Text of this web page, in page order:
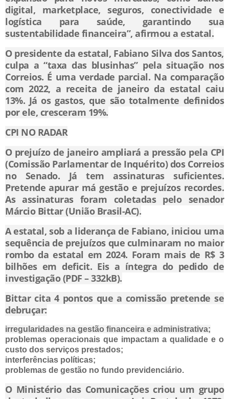
digital, marketplace, seguros, conectividade e
logística para saúde, garantindo sua
sustentabilidade financeira”, afirmou a estatal.
O presidente da estatal, Fabiano Silva dos Santos,
culpa a “taxa das blusinhas” pela situação nos
Correios. É uma verdade parcial. Na comparação
com 2022, a receita de janeiro da estatal caiu
13%. Já os gastos, que são totalmente definidos
por ele, cresceram 19%.
CPI NO RADAR
O prejuízo de janeiro ampliará a pressão pela CPI
(Comissão Parlamentar de Inquérito) dos Correios
no Senado. Já tem assinaturas suficientes.
Pretende apurar má gestão e prejuízos recordes.
As assinaturas foram coletadas pelo senador
Márcio Bittar (União Brasil-AC).
A estatal, sob a liderança de Fabiano, iniciou uma
sequência de prejuízos que culminaram no maior
rombo da estatal em 2024. Foram mais de R$ 3
bilhões em deficit. Eis a íntegra do pedido de
investigação (PDF – 332kB).
Bittar cita 4 pontos que a comissão pretende se
debruçar:
irregularidades na gestão financeira e administrativa;
problemas operacionais que impactam a qualidade e o
custo dos serviços prestados;
interferências políticas;
problemas de gestão no fundo previdenciário.
O Ministério das Comunicações criou um grupo